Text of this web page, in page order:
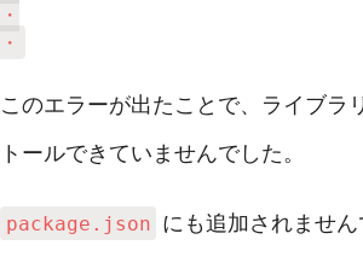
・
・
このエラーが出たことで、ライブラ
トールできていませんでした。
package.json にも追加されません